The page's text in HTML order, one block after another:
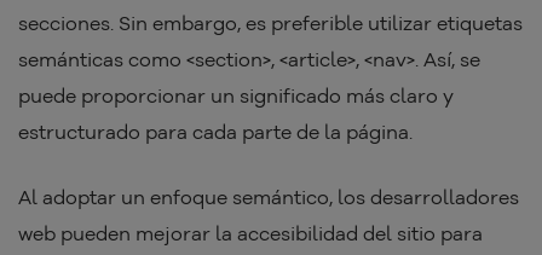
secciones. Sin embargo, es preferible utilizar etiquetas
semánticas como <section>, <article>, <nav>. Así, se
puede proporcionar un significado más claro y
estructurado para cada parte de la página.
Al adoptar un enfoque semántico, los desarrolladores
web pueden mejorar la accesibilidad del sitio para